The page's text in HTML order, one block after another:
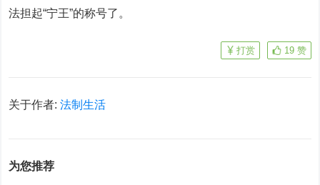
法担起“宁王”的称号了。
19 赞
打赏
关于作者:法制生活
为您推荐